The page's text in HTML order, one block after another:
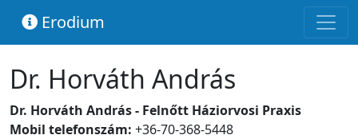
Erodium
Dr. Horváth András
Dr. Horváth András - Felnőtt Háziorvosi Praxis
Mobil telefonszám: +36-70-368-5448